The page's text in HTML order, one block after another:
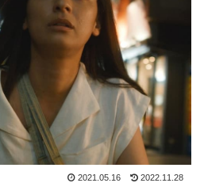
2021.05.16 2022.11.28